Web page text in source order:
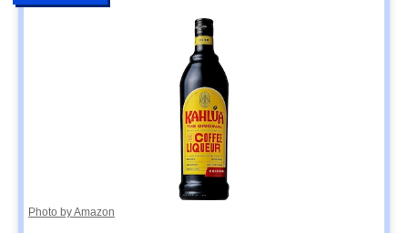
Photo by Amazon